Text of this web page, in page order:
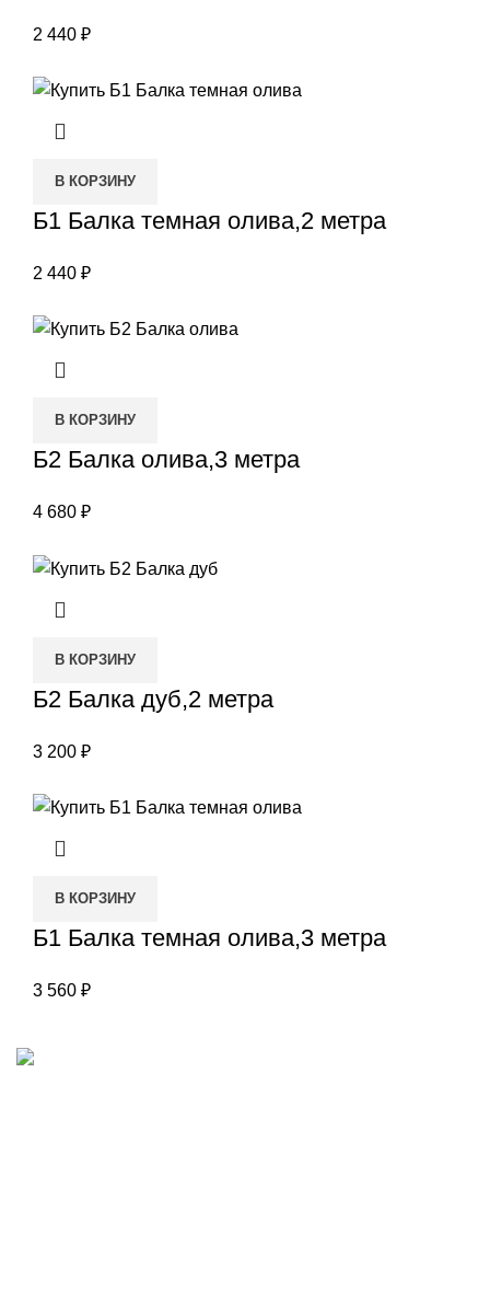
2 440 ₽
В КОРЗИНУ
Б1 Балка темная олива,2 метра
2 440 ₽
В КОРЗИНУ
Б2 Балка олива,3 метра
4 680 ₽
В КОРЗИНУ
Б2 Балка дуб,2 метра
3 200 ₽
В КОРЗИНУ
Б1 Балка темная олива,3 метра
3 560 ₽